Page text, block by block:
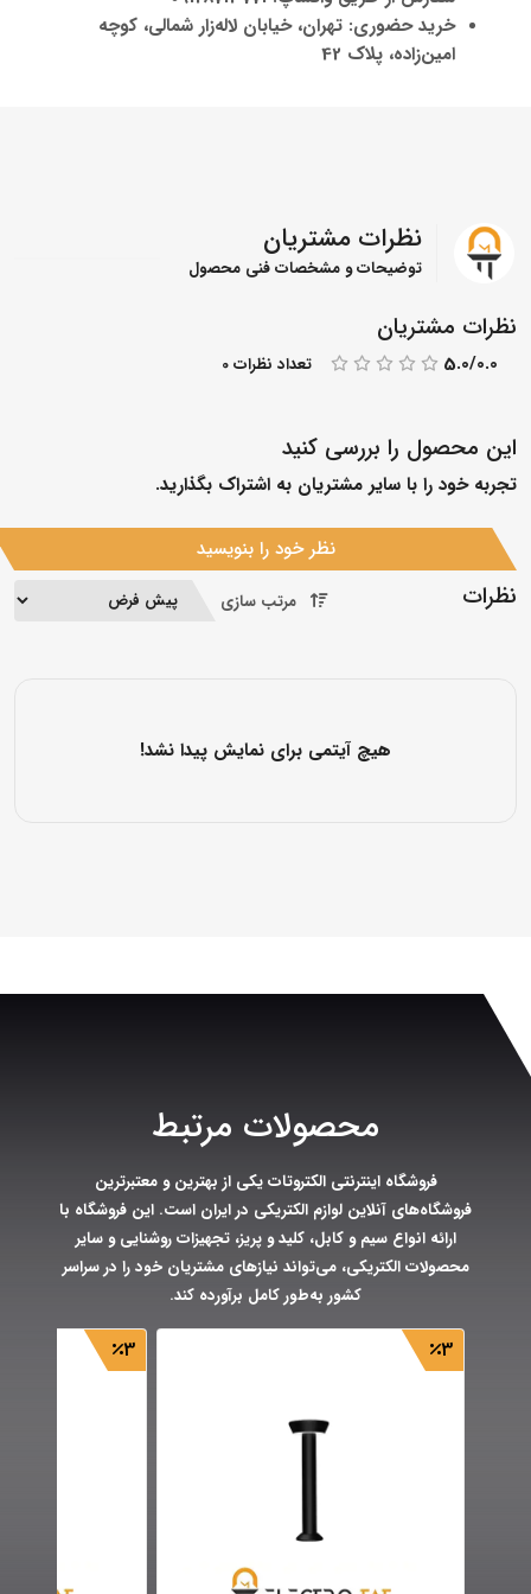
خرید حضوری: تهران، خیابان لاله‌زار شمالی، کوچه
امین‌زاده، پلاک 42
نظرات مشتریان
توضیحات و مشخصات فنی محصول
نظرات مشتریان
5.0/0.0 تعداد نظرات 0
این محصول را بررسی کنید
تجربه خود را با سایر مشتریان به اشتراک بگذارید.
نظر خود را بنویسید
نظرات مرتب سازی
هیچ آیتمی برای نمایش پیدا نشد!
محصولات مرتبط
فروشگاه اینترنتی الکتروتات یکی از بهترین و معتبرترین
فروشگاه‌های آنلاین لوازم الکتریکی در ایران است. این فروشگاه با
ارائه انواع سیم و کابل، کلید و پریز، تجهیزات روشنایی و سایر
محصولات الکتریکی، می‌تواند نیازهای مشتریان خود را در سراسر
کشور به‌طور کامل برآورده کند.
3
3